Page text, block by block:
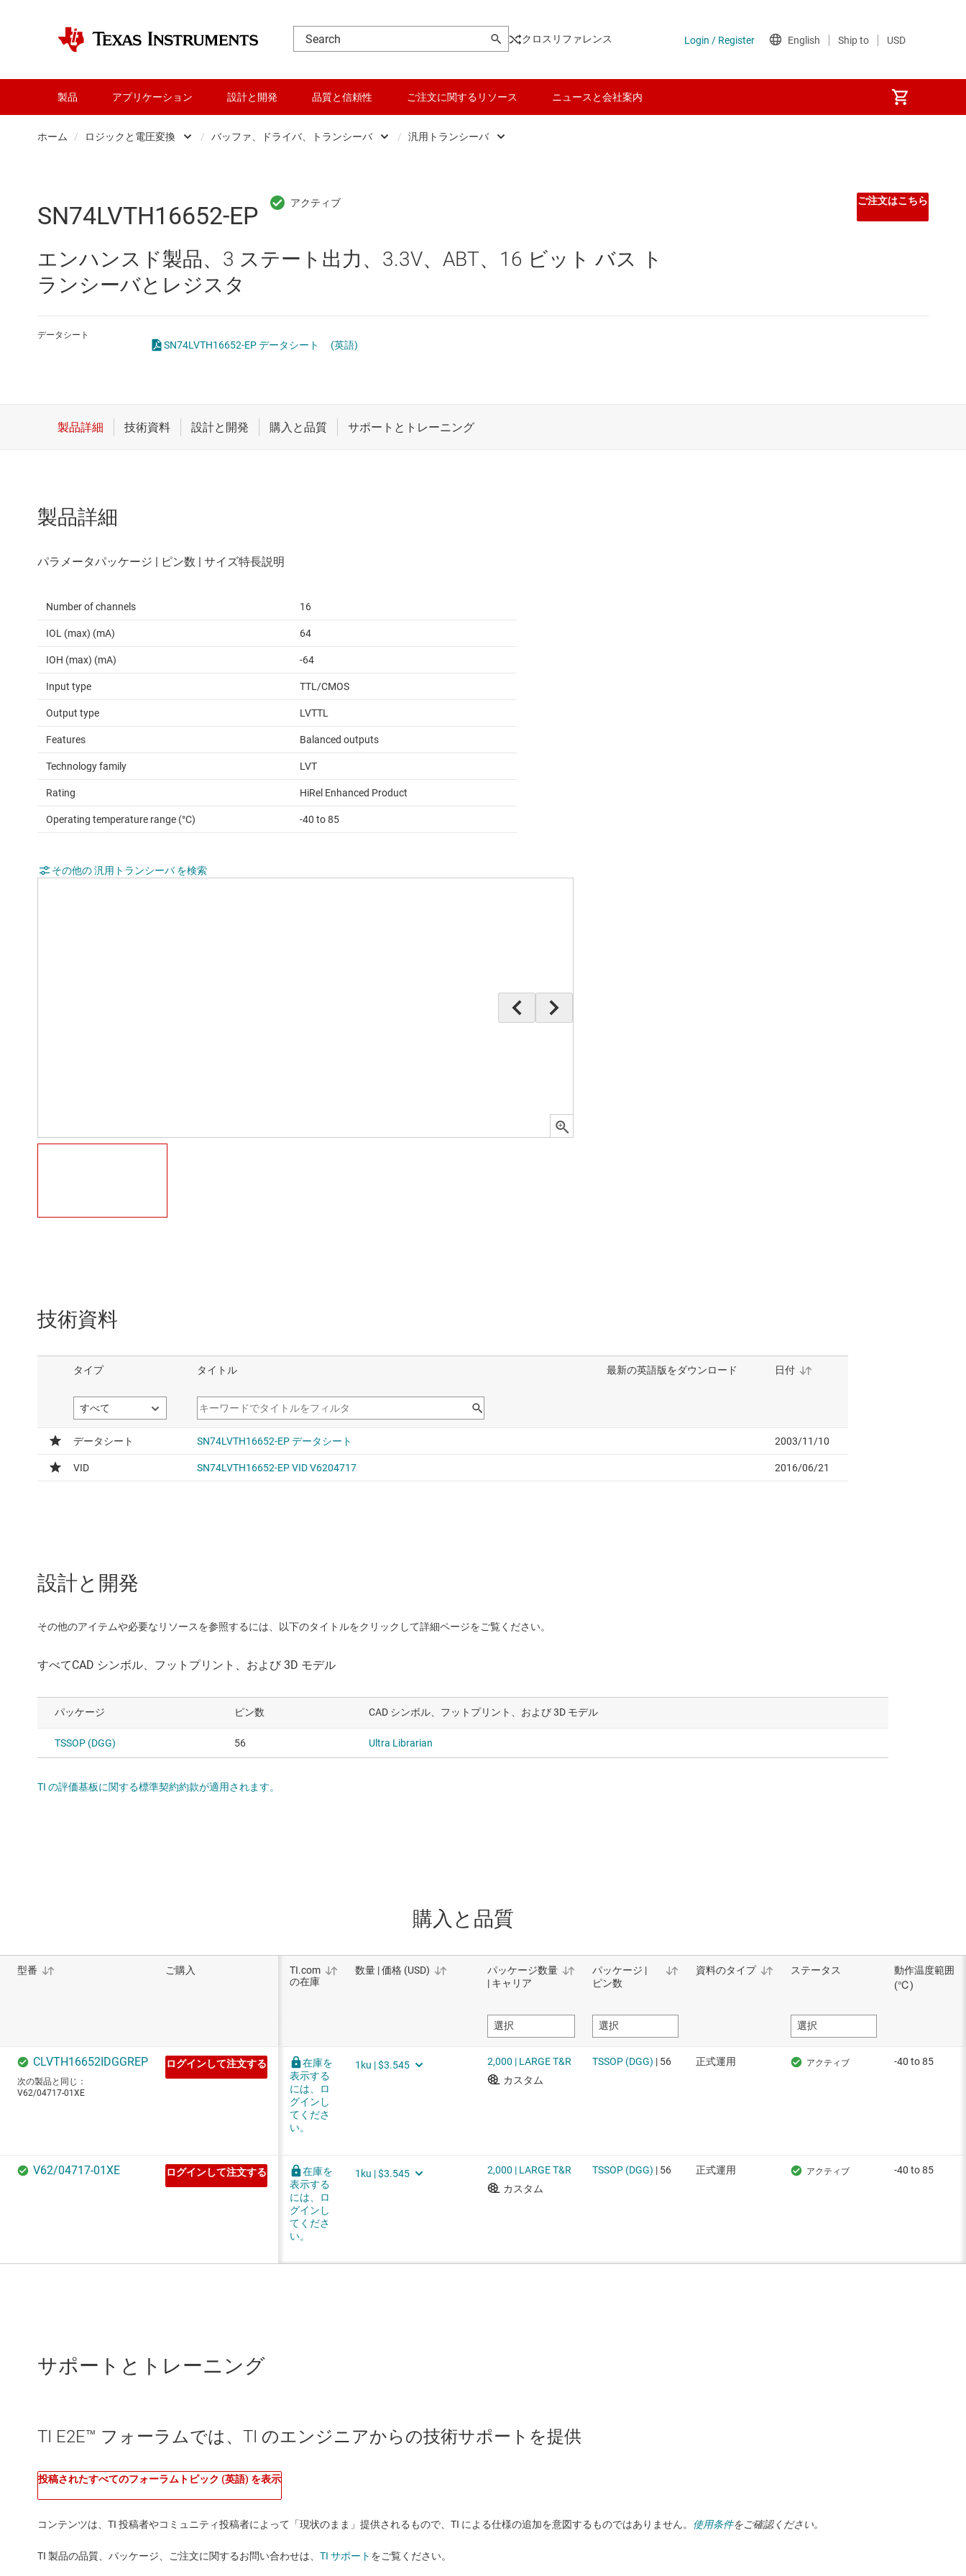
クロスリファレンス
製品 アプリケーション 設計と開発 品質と信頼性 ご注文に関するリソース ニュースと会社案内
ホーム / ロジックと電圧変換
インターフェイス
オーディオ、ハプティクス、およびピエゾ
ダイ / ウェハー サービス
マイコン (MCU) / プロセッサ
絶縁
/ バッファ、ドライバ、トランシーバ
バッファ、ドライバ、トランシーバ
専用ロジック IC
/ 汎用トランシーバ
SN74LVTH16652-EP
エンハンスド製品、3 ステート出力、3.3V、ABT、16 ビット バス ト
ランシーバとレジスタ
ご注文はこちら
データシート
SN74LVTH16652-EP データシート (英語)
製品詳細
Number of channels 16
IOL (max) (mA) 64
IOH (max) (mA) -64
Input type TTL/CMOS
Output type LVTTL
Features Balanced outputs
Technology family LVT
Rating HiRel Enhanced Product
Operating temperature range (°C) -40 to 85
その他の 汎用トランシーバ を検索
技術資料
設計と開発
その他のアイテムや必要なリソースを参照するには、以下のタイトルをクリックして詳細ページをご覧ください。
パッケージ ピン数 CAD シンボル、フットプリント、および 3D モデル
TSSOP (DGG) 56 Ultra Librarian
TI の評価基板に関する標準契約約款が適用されます。
購入と品質
サポートとトレーニング
TI E2E™ フォーラムでは、TI のエンジニアからの技術サポートを提供
投稿されたすべてのフォーラムトピック (英語) を表示
コンテンツは、TI 投稿者やコミュニティ投稿者によって「現状のまま」提供されるもので、TI による仕様の追加を意図するものではありません。 使用条件をご確認ください。
TI 製品の品質、パッケージ、ご注文に関するお問い合わせは、 TI サポート をご覧ください。​​​​​​​​​​​​​​